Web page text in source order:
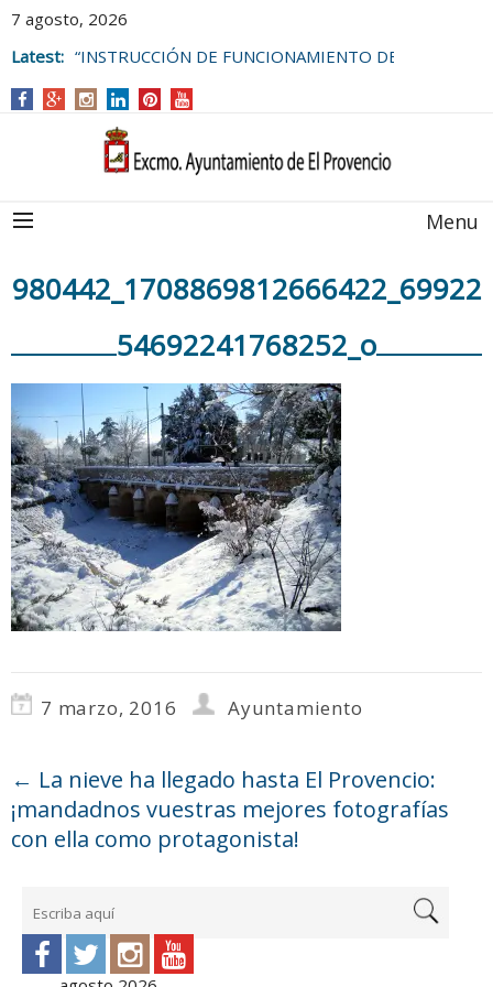
7 agosto, 2026
Latest: “INSTRUCCIÓN DE FUNCIONAMIENTO DE
AYUNTAMIENTO DE EL PROVENCIO
Menu
980442_1708869812666422_69922
54692241768252_o
7 marzo, 2016 Ayuntamiento
← La nieve ha llegado hasta El Provencio:
¡mandadnos vuestras mejores fotografías
con ella como protagonista!